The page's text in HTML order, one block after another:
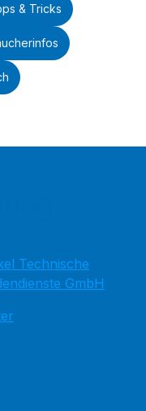
& Tricks
Technische
GmbH